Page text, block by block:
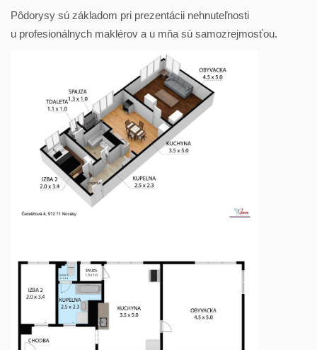
Pôdorysy sú základom pri prezentácii nehnuteľnosti
u profesionálnych maklérov a u mňa sú samozrejmosťou.